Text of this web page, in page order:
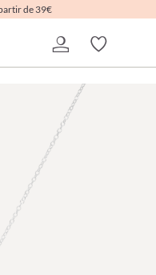
de 39€